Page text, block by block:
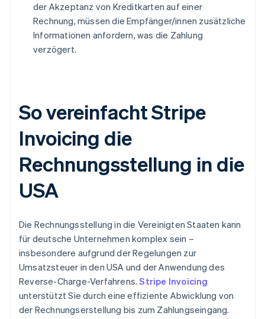
der Akzeptanz von Kreditkarten auf einer
Rechnung, müssen die Empfänger/innen zusätzliche
Informationen anfordern, was die Zahlung
verzögert.
So vereinfacht Stripe
Invoicing die
Rechnungsstellung in die
USA
Die Rechnungsstellung in die Vereinigten Staaten kann
für deutsche Unternehmen komplex sein –
insbesondere aufgrund der Regelungen zur
Umsatzsteuer in den USA und der Anwendung des
Reverse-Charge-Verfahrens.Stripe Invoicing
unterstützt Sie durch eine effiziente Abwicklung von
der Rechnungserstellung bis zum Zahlungseingang.